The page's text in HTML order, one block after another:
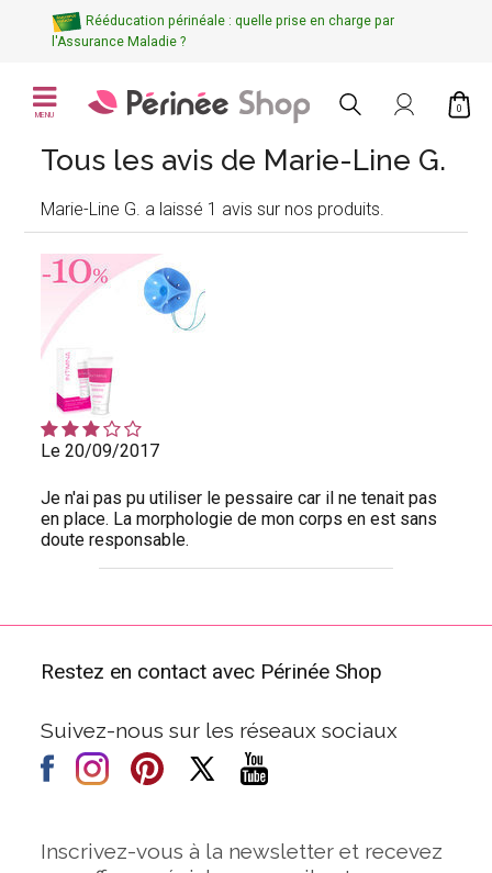
Rééducation périnéale : quelle prise en charge par
l'Assurance Maladie ?
MENU
0
Tous les avis de Marie-Line G.
Marie-Line G. a laissé 1 avis sur nos produits.
Le 20/09/2017
Je n'ai pas pu utiliser le pessaire car il ne tenait pas
en place. La morphologie de mon corps en est sans
doute responsable.
Restez en contact avec Périnée Shop
Suivez-nous sur les réseaux sociaux
Inscrivez-vous à la newsletter et recevez